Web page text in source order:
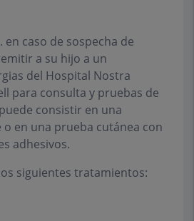
. en caso de sospecha de
a su hijo a un
del Hospital Nostra
para consulta y pruebas de
consistir en una
en una prueba cutánea con
adhesivos.
siguientes tratamientos: